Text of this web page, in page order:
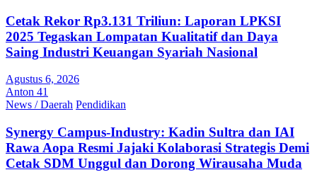
Cetak Rekor Rp3.131 Triliun: Laporan LPKSI
2025 Tegaskan Lompatan Kualitatif dan Daya
Saing Industri Keuangan Syariah Nasional
Agustus 6, 2026
Anton 41
News / Daerah Pendidikan
Synergy Campus-Industry: Kadin Sultra dan IAI
Rawa Aopa Resmi Jajaki Kolaborasi Strategis Demi
Cetak SDM Unggul dan Dorong Wirausaha Muda